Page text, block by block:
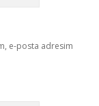
e-posta adresim